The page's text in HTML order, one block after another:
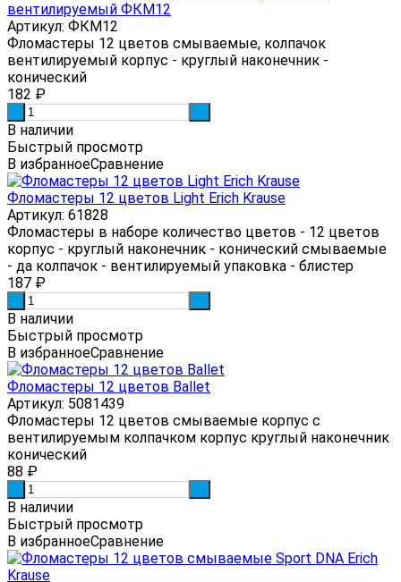
вентилируемый ФКМ12
Артикул: ФКМ12
Фломастеры 12 цветов смываемые, колпачок
вентилируемый корпус - круглый наконечник -
конический
182 ₽
В наличии
Быстрый просмотр
В избранноеСравнение
Фломастеры 12 цветов Light Erich Krause
Артикул: 61828
Фломастеры в наборе количество цветов - 12 цветов
корпус - круглый наконечник - конический смываемые
- да колпачок - вентилируемый упаковка - блистер
187 ₽
В наличии
Быстрый просмотр
В избранноеСравнение
Фломастеры 12 цветов Ballet
Артикул: 5081439
Фломастеры 12 цветов смываемые корпус с
вентилируемым колпачком корпус круглый наконечник
конический
88 ₽
В наличии
Быстрый просмотр
В избранноеСравнение